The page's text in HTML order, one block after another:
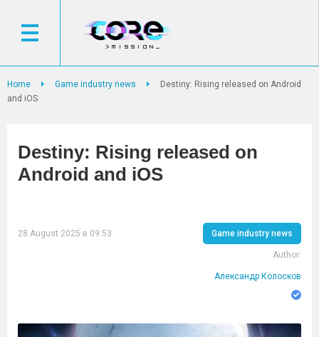
Home Game industry news
Destiny: Rising released on Android
and iOS
Destiny: Rising released on
Android and iOS
28 August 2025 в 09:53 Game industry news
Author:
Александр Колосков